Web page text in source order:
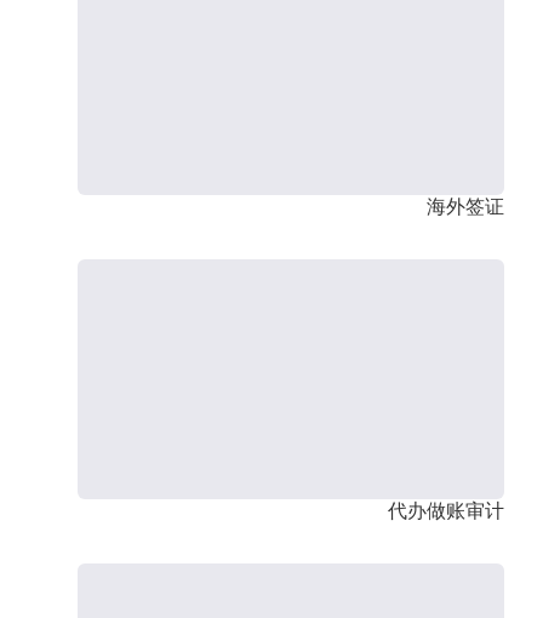
海外签证
代办做账审计